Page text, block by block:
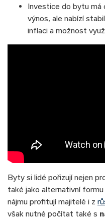
Investice do bytu má
výnos, ale nabízí
inflaci a možnost
Byty si lidé pořizují nejen
také jako alternativní
nájmu profitují majitelé i z
však nutné počítat také s